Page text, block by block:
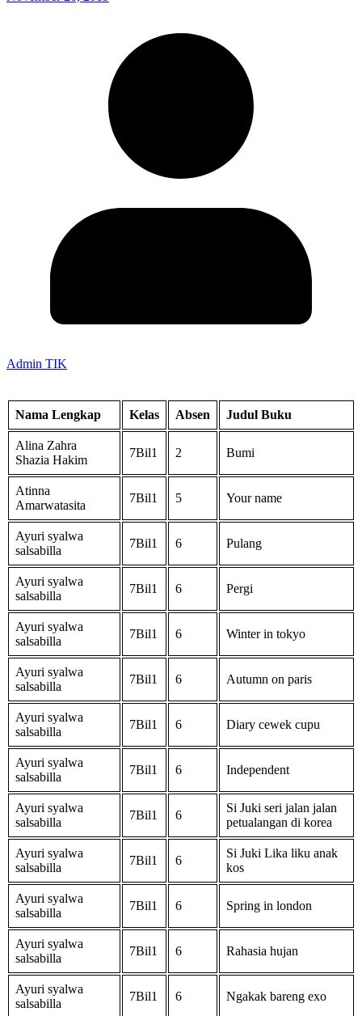
Admin TIK
Nama Lengkap Kelas Absen Judul Buku
Alina Zahra
Shazia Hakim
7Bil1 2 Bumi
Atinna
Amarwatasita
7Bil1 5 Your name
Ayuri syalwa
salsabilla
7Bil1 6 Pulang
Ayuri syalwa
salsabilla
7Bil1 6 Pergi
Ayuri syalwa
salsabilla
7Bil1 6 Winter in tokyo
Ayuri syalwa
salsabilla
7Bil1 6 Autumn on paris
Ayuri syalwa
salsabilla
7Bil1 6 Diary cewek cupu
Ayuri syalwa
salsabilla
7Bil1 6 Independent
Ayuri syalwa
salsabilla
7Bil1 6
Si Juki seri jalan jalan
petualangan di korea
Ayuri syalwa
salsabilla
7Bil1 6
Si Juki Lika liku anak
kos
Ayuri syalwa
salsabilla
7Bil1 6 Spring in london
Ayuri syalwa
salsabilla
7Bil1 6 Rahasia hujan
Ayuri syalwa
salsabilla
7Bil1 6 Ngakak bareng exo